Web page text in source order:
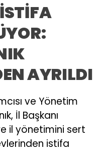
AYRILDI
ve Yönetim
İl Başkanı
il yönetimini sert
istifa